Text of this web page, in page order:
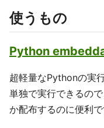
使うもの
Python
超軽量なPythonの実
単独で実行できるの
か配布するのに便利で